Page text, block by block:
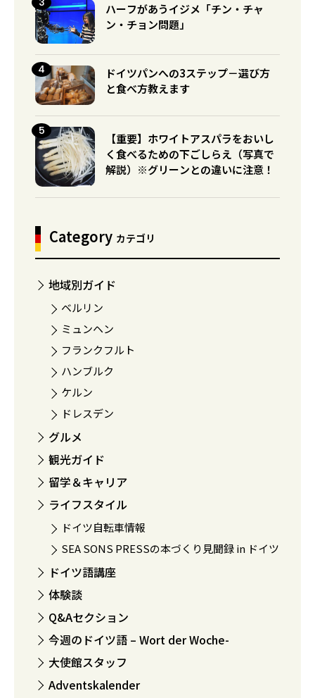
ハーフがあうイジメ「チン・チャ
ン・チョン問題」
ドイツパンへの3ステップ－選び方
と食べ方教えます
【重要】ホワイトアスパラをおいし
く食べるための下ごしらえ（写真で
解説）※グリーンとの違いに注意！
Category カテゴリ
地域別ガイド
ベルリン
ミュンヘン
フランクフルト
ハンブルク
ケルン
ドレスデン
グルメ
観光ガイド
留学＆キャリア
ライフスタイル
ドイツ自転車情報
SEA SONS PRESSの本づくり見聞録 in ドイツ
ドイツ語講座
体験談
Q&Aセクション
今週のドイツ語 – Wort der Woche-
大使館スタッフ
Adventskalender